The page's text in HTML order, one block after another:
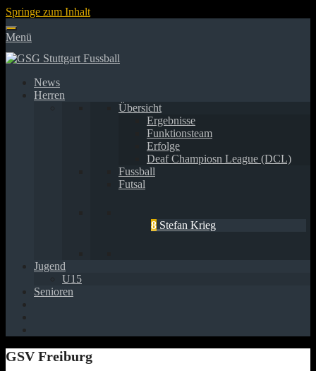
Springe zum Inhalt
Menü
News
Herren
Übersicht
Ergebnisse
Funktionsteam
Erfolge
Deaf Champiosn League (DCL)
Fussball
Futsal
8 Stefan Krieg
Jugend
U15
Senioren
GSV Freiburg